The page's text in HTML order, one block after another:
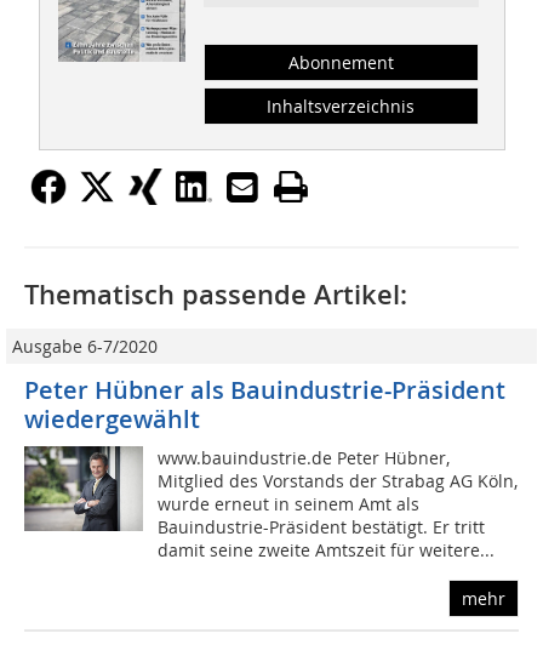
Abonnement
Inhaltsverzeichnis
Thematisch passende Artikel:
Ausgabe 6-7/2020
Peter Hübner als Bauindustrie-Präsident
wiedergewählt
www.bauindustrie.de Peter Hübner,
Mitglied des Vorstands der Strabag AG Köln,
wurde erneut in seinem Amt als
Bauindustrie-Präsident bestätigt. Er tritt
damit seine zweite Amtszeit für weitere...
mehr